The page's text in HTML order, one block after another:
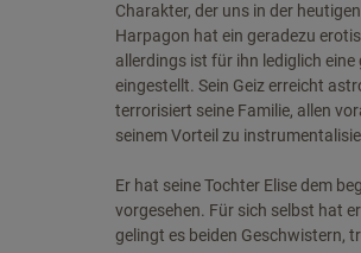
Charakter, der uns in der
Harpagon hat ein geradezu
allerdings ist für ihn lediglich
eingestellt. Sein Geiz erreicht
terrorisiert seine Familie, allen
seinem Vorteil zu
Er hat seine Tochter Elise dem
vorgesehen. Für sich selbst hat
gelingt es beiden Geschwistern,